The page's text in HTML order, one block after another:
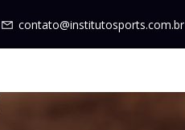
contato@institutosports.com.br